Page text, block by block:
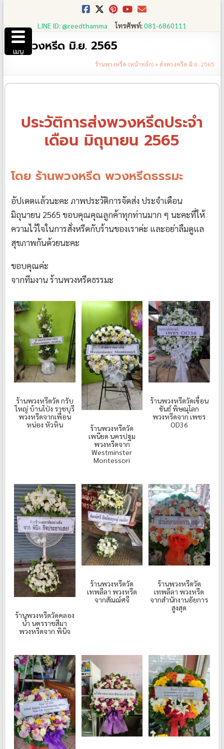
content
LINE ID: @reedthamma โทรศัพท์:081-6860111
ส่งพวงหรีด มิ.ย. 2565
ร้านพวงหรีด (หน้าหลัก)»ส่งพวงหรีด มิ.ย. 2565
ประวัติการส่งพวงหรีดประจำ
เดือน มิถุนายน 2565
โดย ร้านพวงหรีด พวงหรีดธรรมะ
อัปเดตแล้วนะคะ ภาพประวัติการจัดส่ง ประจำเดือน
มิถุนายน 2565 ขอบคุณคุณลูกค้าทุกท่านมาก ๆ นะคะที่ให้
ความไว้ใจในการสั่งหรีดกับร้านของเราค่ะ และอย่าลืมดูแล
สุขภาพกันด้วยนะคะ
ขอบคุณค่ะ
จากทีมงาน ร้านพวงหรีดธรรมะ
ร้านพวงหรีดวัด กรับ
ใหญ่ บ้านโป่ง ราชบุรี
พวงหรีดจากเพื่อน
หน่อง หัวหิน
ร้านพวงหรีดวัด
เพนียด นครปฐม
พวงหรีดจาก
Westminster
Montessori
ร้านพวงหรีดวัดเขื่อน
ขันธ์ พิษณุโลก
พวงหรีดจาก เพชร
OD36
ร้านพวงหรีดวัดคลอง
น้ำ นครราชสีมา
พวงหรีดจาก พินิจ
ร้านพวงหรีดวัด
เทพลีลา พวงหรีด
จากสัณฌ์ศจี
ร้านพวงหรีดวัด
เทพลีลา พวงหรีด
จากสำนักงานอัยการ
สูงสุด
เมนู